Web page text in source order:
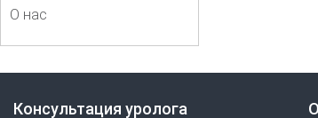
О нас
Консультация уролога